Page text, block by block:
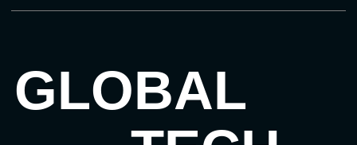
GLOBAL
TECH
FORUM